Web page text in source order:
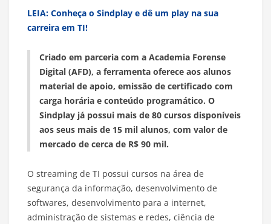
LEIA: Conheça o Sindplay e dê um play na sua
carreira em TI!
Criado em parceria com a Academia Forense
Digital (AFD), a ferramenta oferece aos alunos
material de apoio, emissão de certificado com
carga horária e conteúdo programático. O
Sindplay já possui mais de 80 cursos disponíveis
aos seus mais de 15 mil alunos, com valor de
mercado de cerca de R$ 90 mil.
O streaming de TI possui cursos na área de
segurança da informação, desenvolvimento de
softwares, desenvolvimento para a internet,
administração de sistemas e redes, ciência de